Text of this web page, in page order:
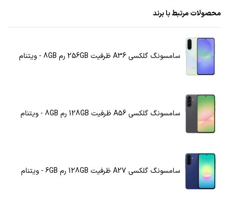
محصولات مرتبط با برند
سامسونگ گلکسی A36 ظرفیت 256GB رم 8GB - ویتنام
سامسونگ گلکسی A56 ظرفیت 128GB رم 8GB - ویتنام
سامسونگ گلکسی A27 ظرفیت 128GB رم 6GB - ویتنام